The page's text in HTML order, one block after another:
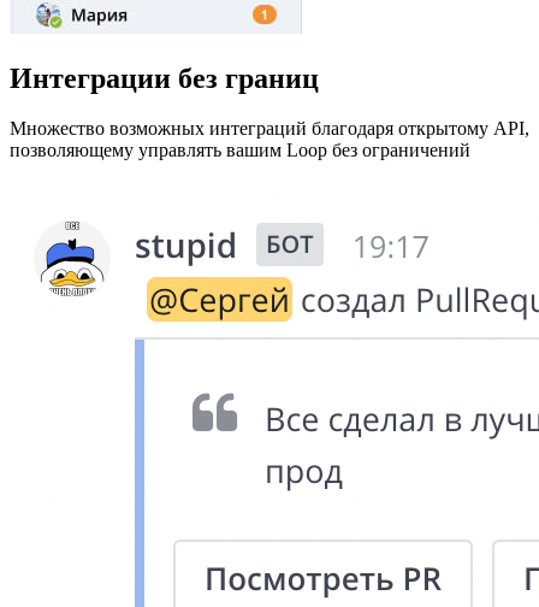
Интеграции без границ
Множество возможных интеграций благодаря открытому API,
позволяющему управлять вашим Loop без ограничений